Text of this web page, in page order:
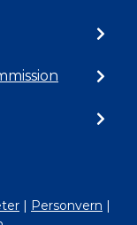
| Personvern |